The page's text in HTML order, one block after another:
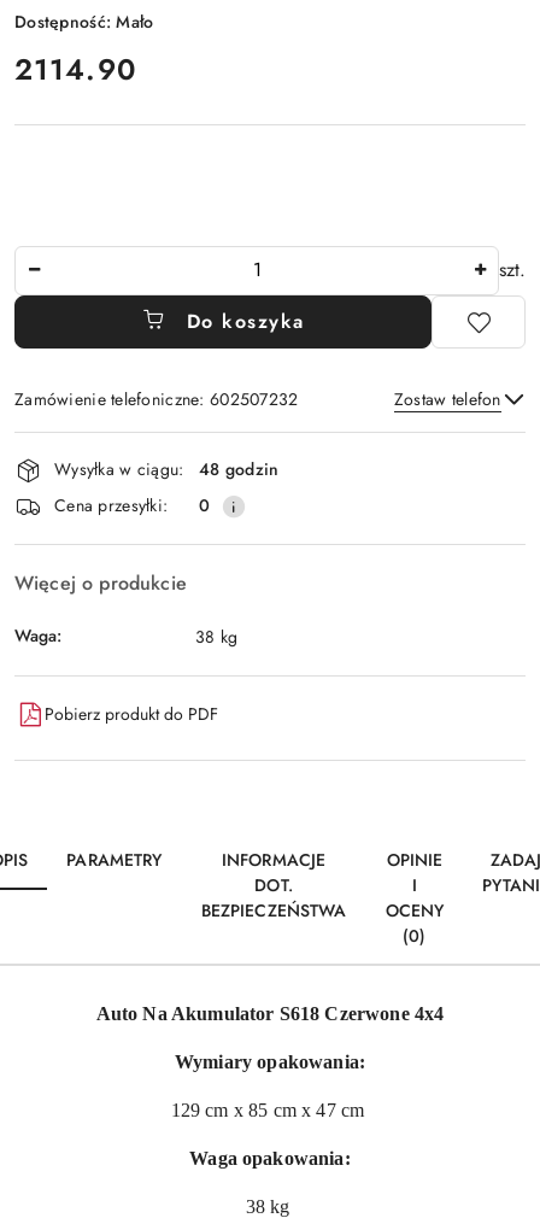
Dostępność:Mało
cena:
2114.90
szt.
Do koszyka
Zamówienie telefoniczne: 602507232 Zostaw telefon
Wyślij
Dostępność
i
dostawa
Wysyłka w ciągu:
48 godzin
Cena przesyłki:
0
Więcej o produkcie
Waga: 38 kg
Pobierz produkt do PDF
PARAMETRY
INFORMACJE
DOT.
BEZPIECZEŃSTWA
OPINIE
I
OCENY
(0)
Auto Na Akumulator S618 Czerwone 4x4
Wymiary opakowania:
129 cm x 85 cm x 47 cm
Waga opakowania:
38 kg